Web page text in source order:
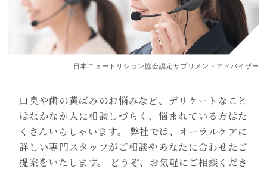
2026/04/08
受賞歴 モンドセレクション
ブレスマイルクリアがモンドセレクション「金賞」を受賞
2025/12/18
お知らせ
年末年始期間の配送に関
して
日本ニュートリション協会認定サプリメントアドバイザー
口臭や歯の黄ばみのお悩みなど、デリケートなこと
はなかなか人に相談しづらく、悩まれている方はた
くさんいらしゃいます。 弊社では、オーラルケアに
詳しい専門スタッフがご相談やあなたに合わせたご
提案をいたします。 どうぞ、お気軽にご相談くださ